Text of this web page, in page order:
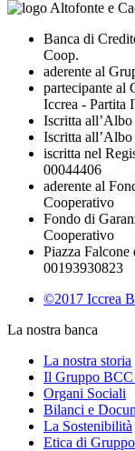
Banca di
Coop.
aderente al
partecipante al
Iccrea - Partita
Iscritta
Iscritta
iscritta nel
00044406
aderente al
Cooperativo
Fondo di
Cooperativo
Piazza
00193930823
©2017 Iccrea
La nostra banca
La nostra storia
Il Gruppo BCC
Organi Sociali
Bilanci e
La Sostenibilità
Etica di